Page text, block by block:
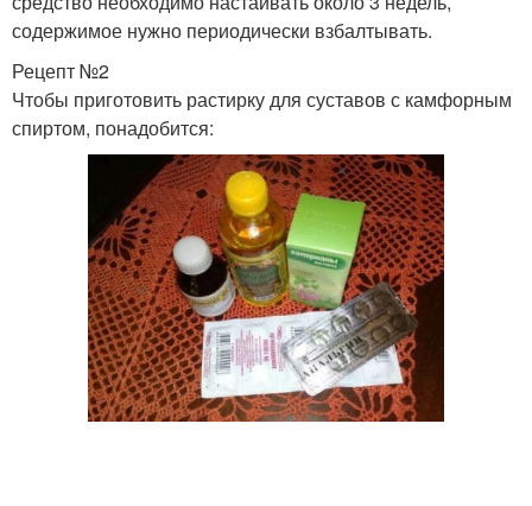
содержимое нужно периодически взбалтывать.
Рецепт №2
Чтобы приготовить растирку для суставов с камфорным
спиртом, понадобится: